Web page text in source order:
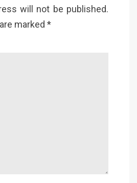
will not be published.
marked *